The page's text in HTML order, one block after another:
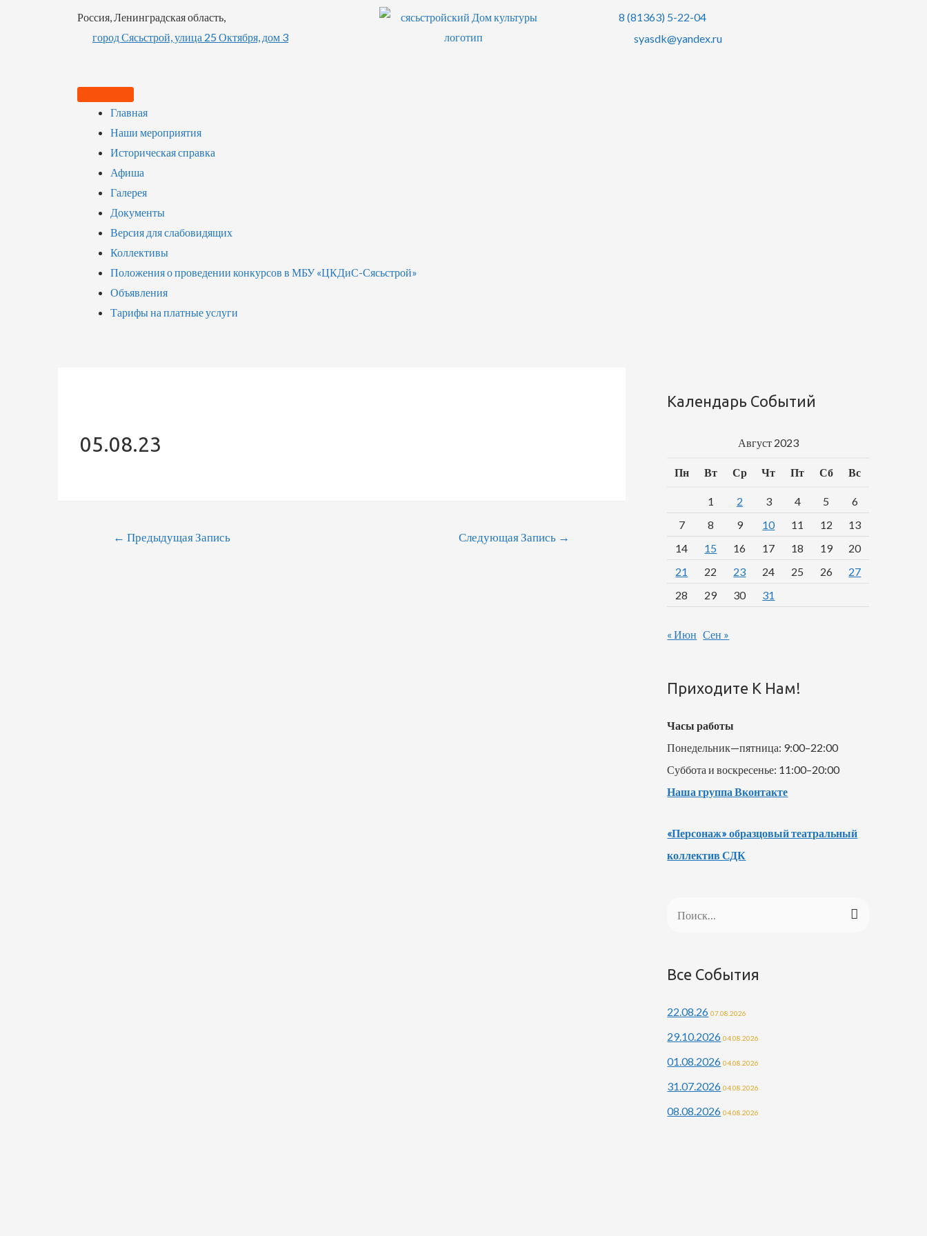
Россия, Ленинградская область,
город Сясьстрой, улица 25 Октября, дом 3
8 (81363) 5-22-04
syasdk@yandex.ru
Главная
Наши мероприятия
Историческая справка
Афиша
Галерея
Документы
Версия для слабовидящих
Коллективы
Положения о проведении конкурсов в МБУ «ЦКДиС-Сясьстрой»
Объявления
Тарифы на платные услуги
05.08.23
← Предыдущая Запись Следующая Запись →
Календарь Событий
Август 2023
Пн Вт Ср Чт Пт Сб Вс
1 2 3 4 5
6
7
8 9 10 11 12
13
14
15 16 17 18 19
20
21
22 23 24 25 26
27
28
29 30 31
« Июн Сен »
Приходите К Нам!
Часы работы
Понедельник—пятница: 9:00–22:00
Суббота и воскресенье: 11:00–20:00
Наша группа Вконтакте
«Персонаж» образцовый театральный
коллектив СДК
Все События
22.08.26 07.08.2026
29.10.2026 04.08.2026
01.08.2026 04.08.2026
31.07.2026 04.08.2026
08.08.2026 04.08.2026